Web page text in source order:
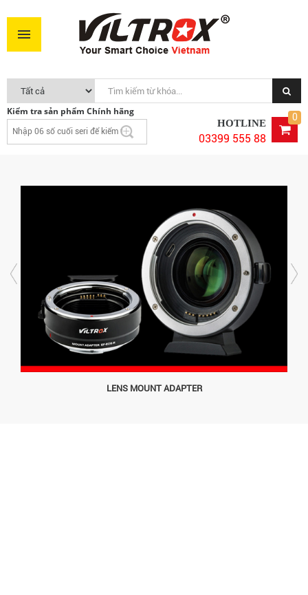
Kiểm tra sản phẩm Chính hãng
HOTLINE
03399 555 88
0
LENS MOUNT ADAPTER